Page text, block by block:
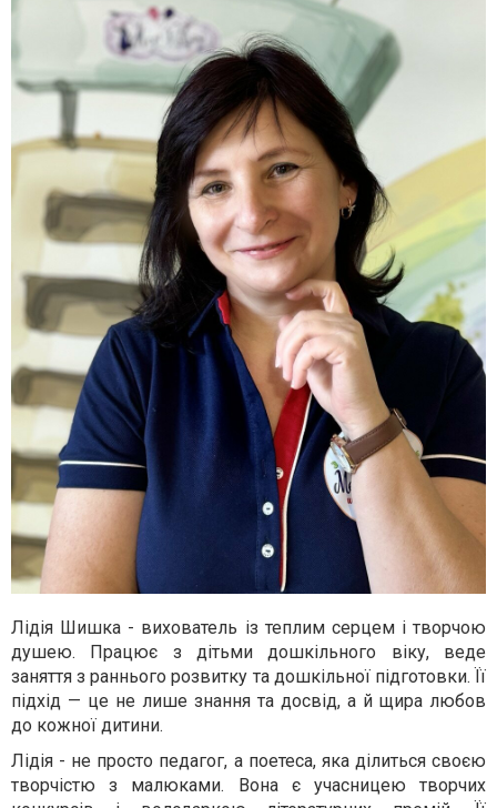
Лідія Шишка - вихователь із теплим серцем і творчою
душею. Працює з дітьми дошкільного віку, веде
заняття з раннього розвитку та дошкільної підготовки. Її
підхід — це не лише знання та досвід, а й щира любов
до кожної дитини.
Лідія - не просто педагог, а поетеса, яка ділиться своєю
творчістю з малюками. Вона є учасницею творчих